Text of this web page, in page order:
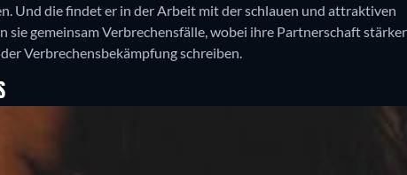
Und die findet er in der Arbeit mit der schlauen und attraktiven
sie gemeinsam Verbrechensfälle, wobei ihre Partnerschaft stärker
Verbrechensbekämpfung schreiben.